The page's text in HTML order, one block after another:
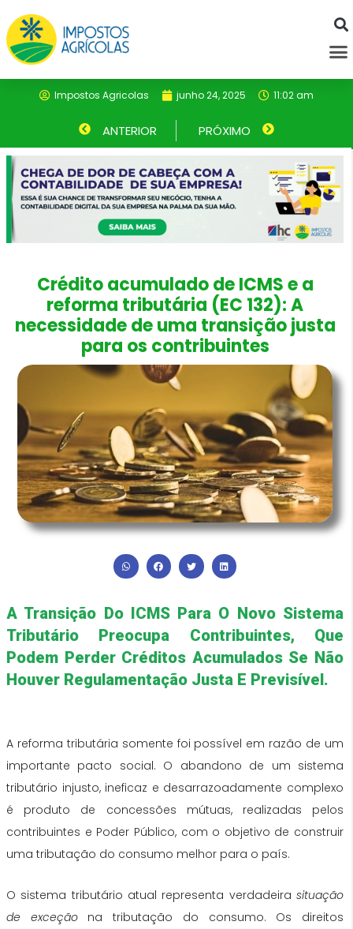
para
Impostos Agricolas junho 24, 2025 11:02 am
Anterior
ANTERIOR PRÓXIMO Próximo
Crédito acumulado de ICMS e a
reforma tributária (EC 132): A
necessidade de uma transição justa
para os contribuintes
A Transição Do ICMS Para O Novo Sistema
Tributário Preocupa Contribuintes, Que
Podem Perder Créditos Acumulados Se Não
Houver Regulamentação Justa E Previsível.
A reforma tributária somente foi possível em razão de um
importante pacto social. O abandono de um sistema
tributário injusto, ineficaz e desarrazoadamente complexo
é produto de concessões mútuas, realizadas pelos
contribuintes e Poder Público, com o objetivo de construir
uma tributação do consumo melhor para o país.
O sistema tributário atual representa verdadeira situação
de exceçãona tributação do consumo. Os direitos